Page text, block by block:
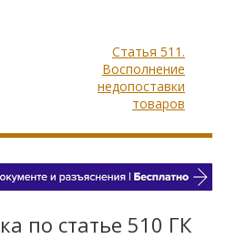
Статья 511.
Восполнение
недопоставки
товаров
по статье 510 ГК